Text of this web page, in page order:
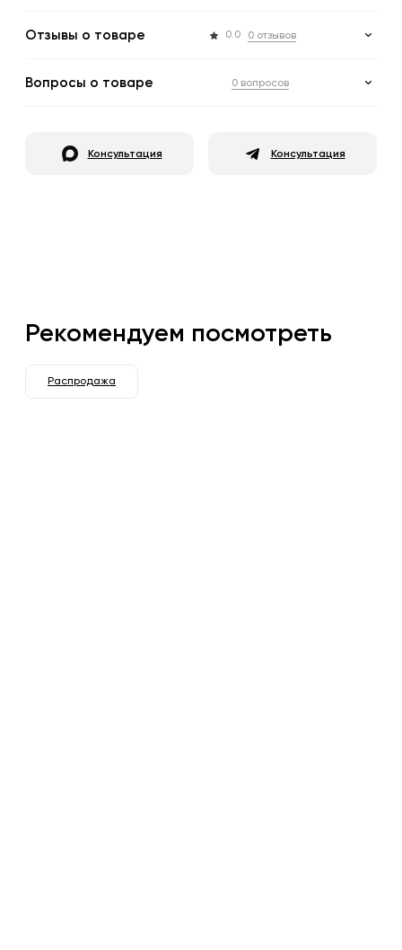
Отзывы о товаре 0.0 0 отзывов
Вопросы о товаре 0 вопросов
Консультация Консультация
Рекомендуем посмотреть
Распродажа